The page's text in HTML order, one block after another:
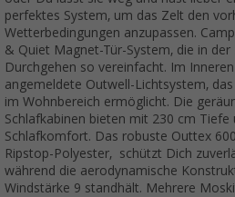
perfektes System, um das Zelt den
Wetterbedingungen anzupassen.
& Quiet Magnet-Tür-System, die in
Durchgehen so vereinfacht. Im
angemeldete Outwell-Lichtsystem,
im Wohnbereich ermöglicht. Die
Schlafkabinen bieten mit 230 cm
Schlafkomfort. Das robuste Outtex
Ripstop-Polyester, schützt Dich
während die aerodynamische
Windstärke 9 standhält. Mehrere